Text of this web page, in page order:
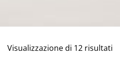
Visualizzazione di 12 risultati